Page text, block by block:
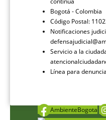
Bogotá - Colombia
Código Postal:
Notificaciones
Servicio a la
Línea para
AmbienteBogota